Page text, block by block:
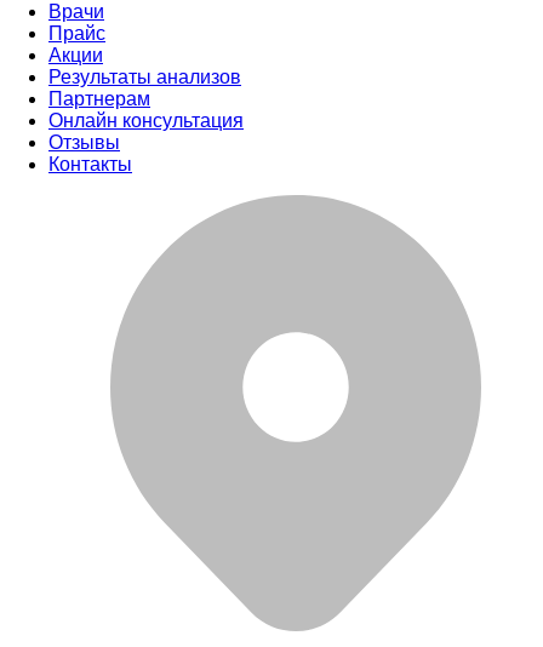
Врачи
Прайс
Акции
Результаты анализов
Партнерам
Онлайн консультация
Отзывы
Контакты